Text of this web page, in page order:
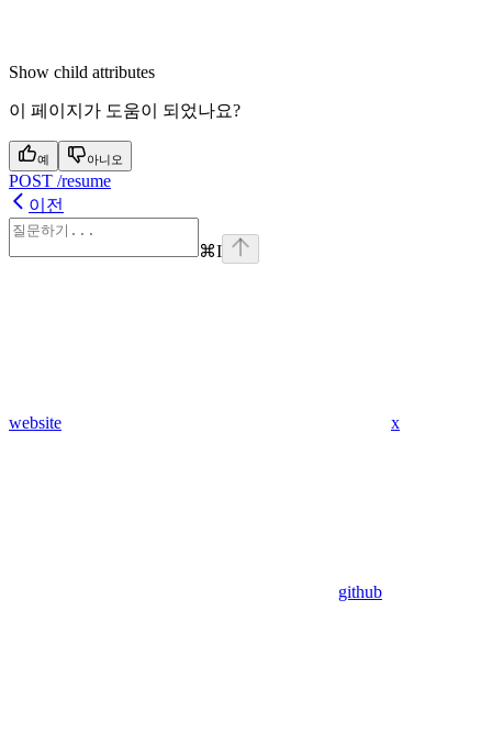
Show child attributes
이 페이지가 도움이 되었나요?
예 아니오
POST /resume
이전
⌘I
website x
github